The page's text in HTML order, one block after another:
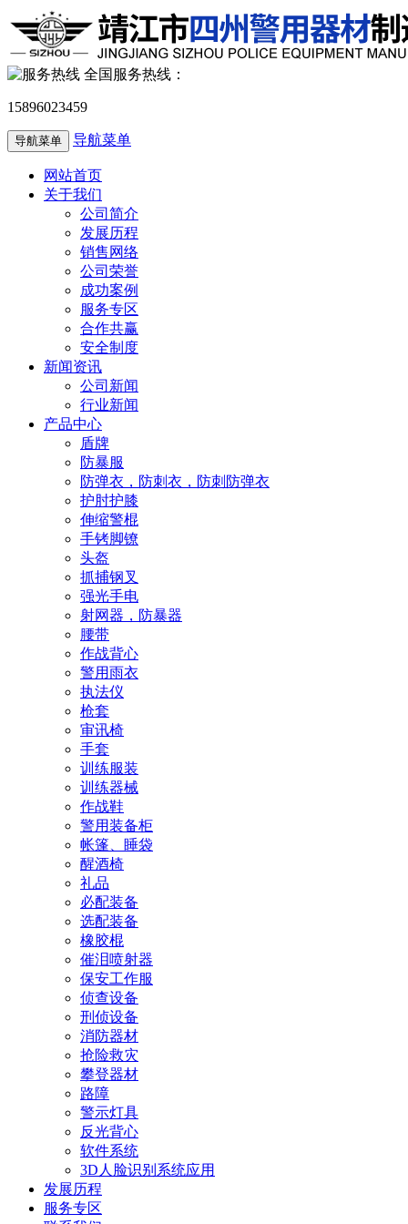
全国服务热线：
15896023459
导航菜单 导航菜单
网站首页
关于我们
公司简介
发展历程
销售网络
公司荣誉
成功案例
服务专区
合作共赢
安全制度
新闻资讯
公司新闻
行业新闻
产品中心
盾牌
防暴服
防弹衣，防刺衣，防刺防弹衣
护肘护膝
伸缩警棍
手铐脚镣
头盔
抓捕钢叉
强光手电
射网器，防暴器
腰带
作战背心
警用雨衣
执法仪
枪套
审讯椅
手套
训练服装
训练器械
作战鞋
警用装备柜
帐篷、睡袋
醒酒椅
礼品
必配装备
选配装备
橡胶棍
催泪喷射器
保安工作服
侦查设备
刑侦设备
消防器材
抢险救灾
攀登器材
路障
警示灯具
反光背心
软件系统
3D人脸识别系统应用
发展历程
服务专区